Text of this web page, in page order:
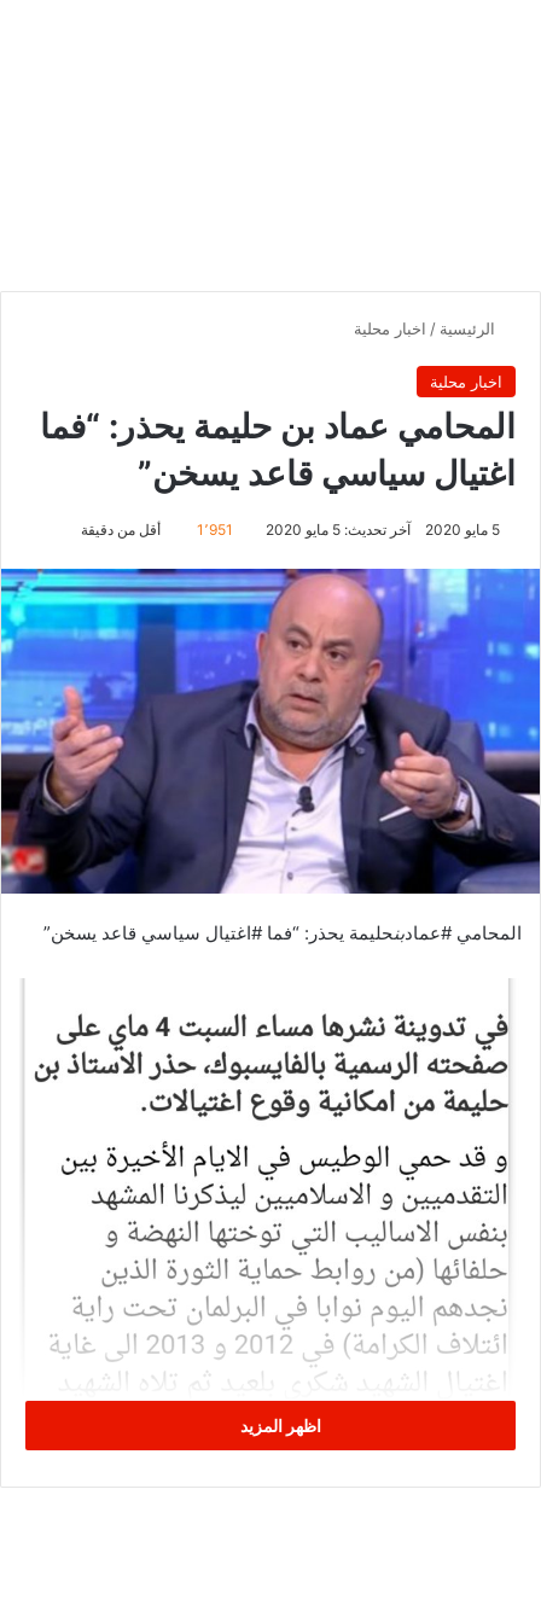
الرئيسية / اخبار محلية
اخبار محلية
المحامي عماد بن حليمة يحذر: “فما
اغتيال سياسي قاعد يسخن”
5 مايو 2020 آخر تحديث: 5 مايو 2020 1٬951 أقل من دقيقة
المحامي #عمادبنحليمة يحذر: “فما #اغتيال سياسي قاعد يسخن”
اظهر المزيد